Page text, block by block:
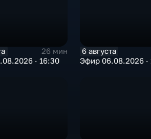
26 мин
· 16:30
6 августа
Эфир 06.08.2026 ·